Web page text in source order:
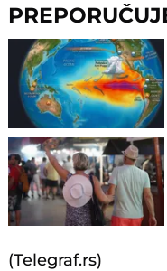
(Telegraf.rs)